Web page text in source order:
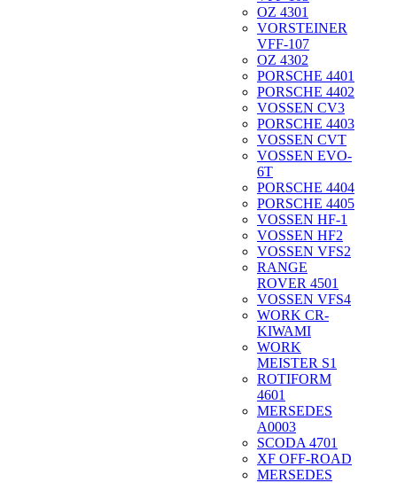
OZ 4301
VORSTEINER
VFF-107
OZ 4302
PORSCHE 4401
PORSCHE 4402
VOSSEN CV3
PORSCHE 4403
VOSSEN CVT
VOSSEN EVO-
6T
PORSCHE 4404
PORSCHE 4405
VOSSEN HF-1
VOSSEN HF2
VOSSEN VFS2
RANGE
ROVER 4501
VOSSEN VFS4
WORK CR-
KIWAMI
WORK
MEISTER S1
ROTIFORM
4601
MERSEDES
A0003
SCODA 4701
XF OFF-ROAD
MERSEDES